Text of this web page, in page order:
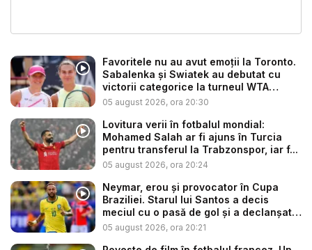
Favoritele nu au avut emoții la Toronto.
Sabalenka și Swiatek au debutat cu
victorii categorice la turneul WTA
1000...
05 august 2026, ora 20:30
Lovitura verii în fotbalul mondial:
Mohamed Salah ar fi ajuns în Turcia
pentru transferul la Trabzonspor, iar f...
05 august 2026, ora 20:24
Neymar, erou și provocator în Cupa
Braziliei. Starul lui Santos a decis
meciul cu o pasă de gol și a declanșat
...
05 august 2026, ora 20:21